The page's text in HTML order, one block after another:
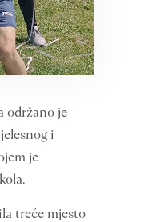
održano je
i
je
treće mjesto